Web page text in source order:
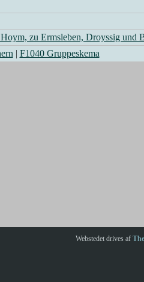
zu Ermsleben, Droyssig und
| F1040 Gruppeskema
Webstedet drives af